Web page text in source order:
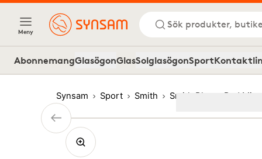
Meny
Sök produkter,
AbonnemangGlasögonGlasSolglasögonSport
Synsam Sport Smith Smith Blazer Red